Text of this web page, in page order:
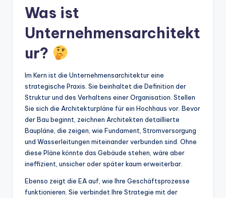
In
tr
U
p
d
Was ist
Unternehmensarchitekt
ur?
Im Kern ist die Unternehmensarchitektur eine
strategische Praxis. Sie beinhaltet die Definition der
Struktur und des Verhaltens einer Organisation. Stellen
Sie sich die Architekturpläne für ein Hochhaus vor. Bevor
der Bau beginnt, zeichnen Architekten detaillierte
Baupläne, die zeigen, wie Fundament, Stromversorgung
und Wasserleitungen miteinander verbunden sind. Ohne
diese Pläne könnte das Gebäude stehen, wäre aber
ineffizient, unsicher oder später kaum erweiterbar.
Ebenso zeigt die EA auf, wie Ihre Geschäftsprozesse
funktionieren. Sie verbindet Ihre Strategie mit der